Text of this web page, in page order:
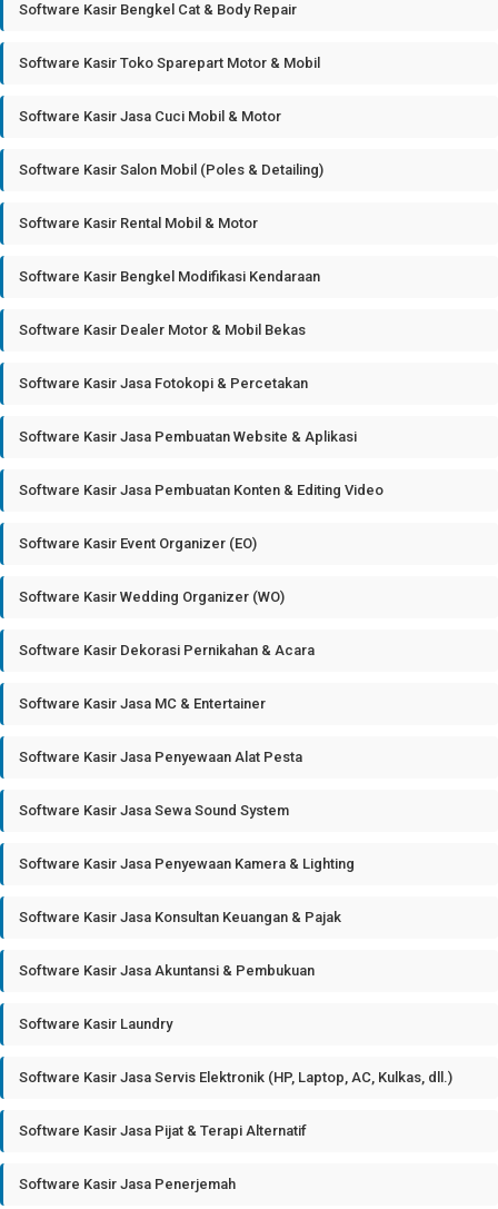
Software Kasir Bengkel Cat & Body Repair
Software Kasir Toko Sparepart Motor & Mobil
Software Kasir Jasa Cuci Mobil & Motor
Software Kasir Salon Mobil (Poles & Detailing)
Software Kasir Rental Mobil & Motor
Software Kasir Bengkel Modifikasi Kendaraan
Software Kasir Dealer Motor & Mobil Bekas
Software Kasir Jasa Fotokopi & Percetakan
Software Kasir Jasa Pembuatan Website & Aplikasi
Software Kasir Jasa Pembuatan Konten & Editing Video
Software Kasir Event Organizer (EO)
Software Kasir Wedding Organizer (WO)
Software Kasir Dekorasi Pernikahan & Acara
Software Kasir Jasa MC & Entertainer
Software Kasir Jasa Penyewaan Alat Pesta
Software Kasir Jasa Sewa Sound System
Software Kasir Jasa Penyewaan Kamera & Lighting
Software Kasir Jasa Konsultan Keuangan & Pajak
Software Kasir Jasa Akuntansi & Pembukuan
Software Kasir Laundry
Software Kasir Jasa Servis Elektronik (HP, Laptop, AC, Kulkas, dll.)
Software Kasir Jasa Pijat & Terapi Alternatif
Software Kasir Jasa Penerjemah